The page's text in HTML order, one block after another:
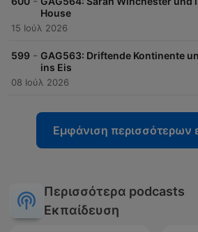
House
15 Ιούλ 2026
599 - GAG563: Driftende Kontinente
ins Eis
08 Ιούλ 2026
Εμφάνιση περισσότερων
Περισσότερα podcasts
Εκπαίδευση